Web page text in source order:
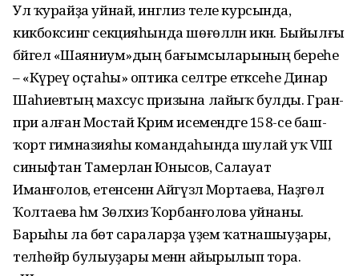
Ул ҡурайҙа уйнай, инглиз теле курсында,
кикбоксинг секцияһында шөғөлләнә икән. Быйылғы
бәйгелә «Шаяниум»дың бағымсыларының береһе
– «Күреү оҫтаһы» оптика селтәре етәксеһе Динар
Шаһиевтың махсус призына лайыҡ булды. Гран-
при алған Мос­тай Кәрим исемендәге 158-се баш­
ҡорт гимназияһы командаһында шулай уҡ VIII
синыфтан Тамерлан Юнысов, Салауат
Иманғолов, етен­сенән Айгүзәл Мортаева, Наҙгөл
Ҡолтаева һәм Зөлхизә Ҡорбанғолова уйнаны.
Барыһы ла бөтә сара­ларҙа әүҙем ҡатна­шыуҙары,
телһөйәр булыу­ҙары менән айырылып тора.